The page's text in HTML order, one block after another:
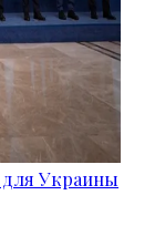
для Украины